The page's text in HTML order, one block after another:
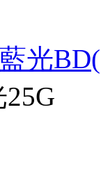
藍光